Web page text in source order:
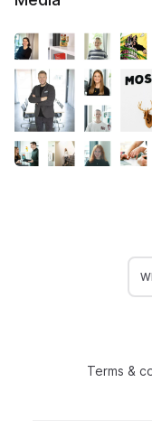
Terms &